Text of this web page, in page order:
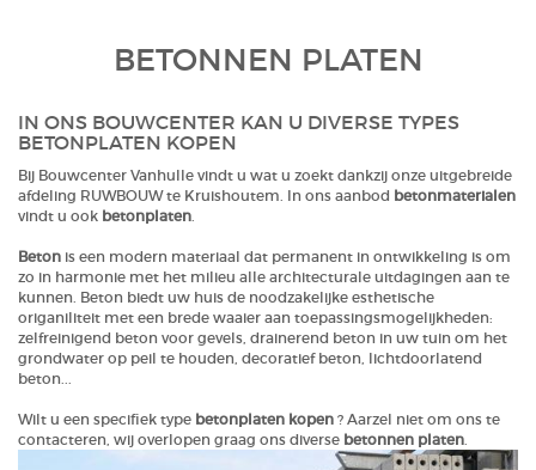
BETONNEN PLATEN
IN ONS BOUWCENTER KAN U DIVERSE TYPES
BETONPLATEN KOPEN
Bij Bouwcenter Vanhulle vindt u wat u zoekt dankzij onze uitgebreide
afdeling RUWBOUW te Kruishoutem. In ons aanbod betonmaterialen
vindt u ook betonplaten.
Beton is een modern materiaal dat permanent in ontwikkeling is om
zo in harmonie met het milieu alle architecturale uitdagingen aan te
kunnen. Beton biedt uw huis de noodzakelijke esthetische
origaniliteit met een brede waaier aan toepassingsmogelijkheden:
zelfreinigend beton voor gevels, drainerend beton in uw tuin om het
grondwater op peil te houden, decoratief beton, lichtdoorlatend
beton...
Wilt u een specifiek type betonplaten kopen ? Aarzel niet om ons te
contacteren, wij overlopen graag ons diverse betonnen platen.